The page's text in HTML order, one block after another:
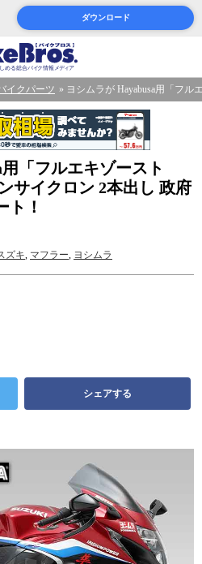
ダウンロード
イクパーツ ヨシムラが Hayabusa用「フ
「フルエキゾースト
サイクロン 2本出し 政府
ト！
ズキ, マフラー, ヨシムラ
シェアする